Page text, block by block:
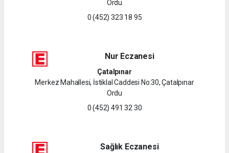
Ordu
0 (452) 323 18 95
Nur Eczanesi
Çatalpınar
Merkez Mahallesi, İstiklal Caddesi No:30, Çatalpınar
Ordu
0 (452) 491 32 30
Sağlık Eczanesi